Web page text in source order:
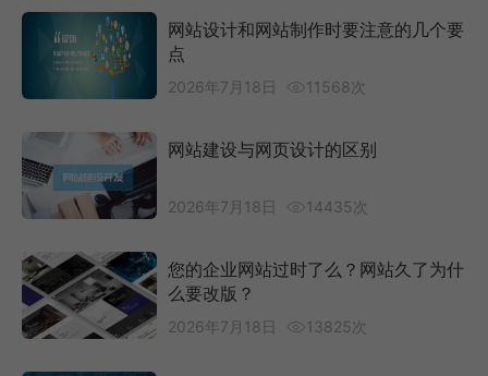
网站设计和网站制作时要注意的几个要
点
2026年7月18日 11568次
网站建设与网页设计的区别
2026年7月18日 14435次
您的企业网站过时了么？网站久了为什
么要改版？
2026年7月18日 13825次